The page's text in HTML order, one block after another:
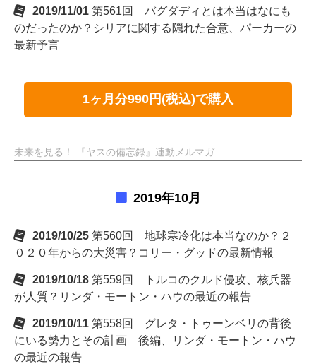
2019/11/01 第561回 バグダディとは本当はなにも
のだったのか？シリアに関する隠れた合意、パーカーの
最新予言
1ヶ月分990円(税込)で購入
未来を見る！ 『ヤスの備忘録』連動メルマガ
2019年10月
2019/10/25 第560回 地球寒冷化は本当なのか？２
０２０年からの大災害？コリー・グッドの最新情報
2019/10/18 第559回 トルコのクルド侵攻、核兵器
が人質？リンダ・モートン・ハウの最近の報告
2019/10/11 第558回 グレタ・トゥーンベリの背後
にいる勢力とその計画 後編、リンダ・モートン・ハウ
の最近の報告